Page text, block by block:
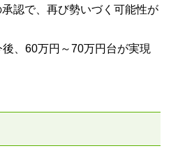
認で、再び勢いづく可能性が
、60万円～70万円台が実現